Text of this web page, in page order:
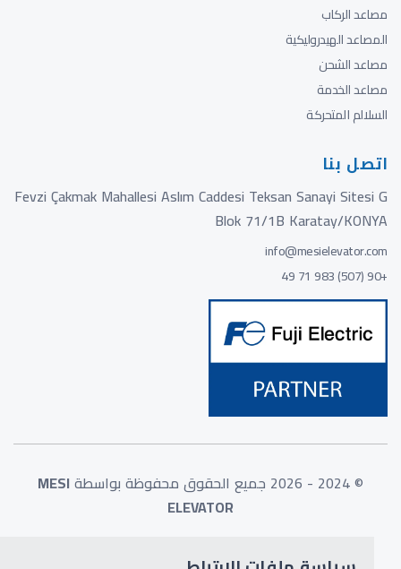
مصاعد الركاب
المصاعد الهيدروليكية
مصاعد الشحن
مصاعد الخدمة
السلالم المتحركة
اتصل بنا
Fevzi Çakmak Mahallesi Aslım Caddesi Teksan Sanayi Sitesi G
Blok 71/1B Karatay/KONYA
info@mesielevator.com
MESI
ELEVATOR